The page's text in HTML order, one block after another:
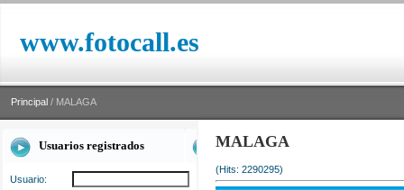
www.fotocall.es
Principal / MALAGA
Usuarios registrados
Usuario:
MALAGA
(Hits: 2290295)